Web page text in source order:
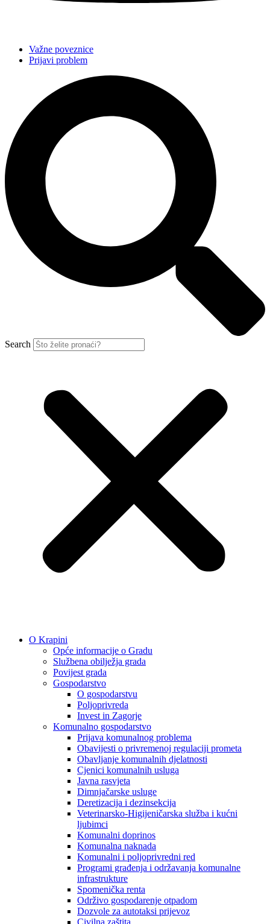
Važne poveznice
Prijavi problem
Search
O Krapini
Opće informacije o Gradu
Službena obilježja grada
Povijest grada
Gospodarstvo
O gospodarstvu
Poljoprivreda
Invest in Zagorje
Komunalno gospodarstvo
Prijava komunalnog problema
Obavijesti o privremenoj regulaciji prometa
Obavljanje komunalnih djelatnosti
Cjenici komunalnih usluga
Javna rasvjeta
Dimnjačarske usluge
Deretizacija i dezinsekcija
Veterinarsko-Higijeničarska služba i kućni
ljubimci
Komunalni doprinos
Komunalna naknada
Komunalni i poljoprivredni red
Programi građenja i održavanja komunalne
infrastrukture
Spomenička renta
Održivo gospodarenje otpadom
Dozvole za autotaksi prijevoz
Civilna zaštita